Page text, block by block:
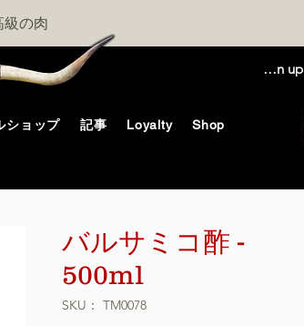
級の肉
Log In / Sign up
ショップ 記事 Loyalty Shop
バルサミコ酢 -
500ml
SKU： TM0078